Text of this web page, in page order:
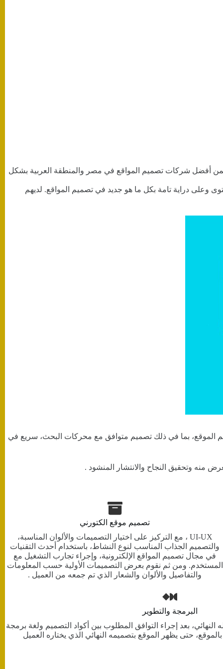
2012. وتصنف الشركة ضمن أفضل شركات تصميم المواقع في مصر والمنطقة العربية بشكل
وعلى دراية تامة بكل ما هو جديد في تصميم المواقع. لديهم
الموقع، بما في ذلك تصميم متوافق مع محركات البحث، سريع في
تصميم موقع الكتورني
UI-UX ، مع التركيز على اختيار التصميمات والألوان المناسبة،
والتصميم الجذاب المناسب لنوع النشاط، باستخدام أحدث التقنيات
في مجال تصميم المواقع الإلكترونية، وإجراء تجارب التشغيل مع
المستخدم. ومن ثم نقوم بعرض التصميمات الأولية حسب المعلومات
والتفاصيل والألوان والشعار الذي تم جمعه من العميل .
البرمجة والتطوير
بعد إجراء التوافق المطلوب بين أكواد التصميم ولغة برمجة
حتى يظهر الموقع بتصميمه النهائي الذي يختاره العميل